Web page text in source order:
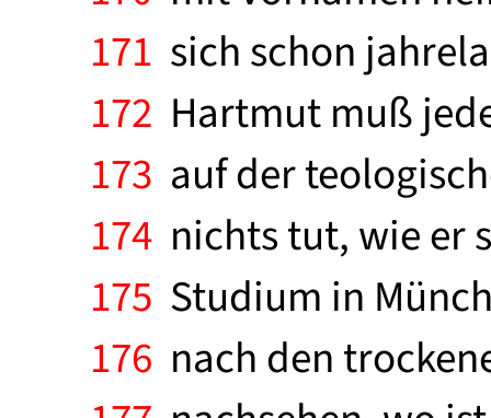
171 sich schon
172 Hartmut muß
173 auf der
174 nichts tut, wie er
175 Studium in
176 nach den